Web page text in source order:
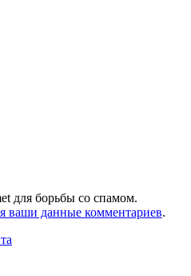
для борьбы со спамом.
ваши данные комментариев.